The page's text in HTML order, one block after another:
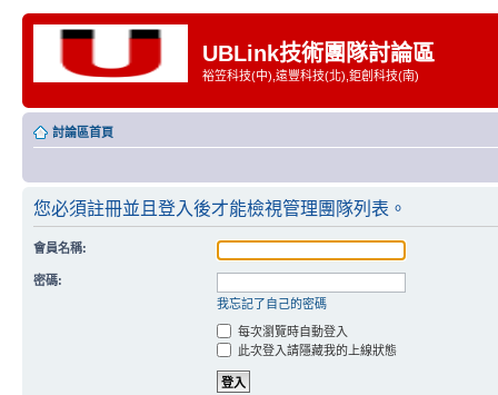
UBLink技術團隊討論區
裕笠科技(中),遠豐科技(北),鉅創科技(南)
討論區首頁
您必須註冊並且登入後才能檢視管理團隊列表。
會員名稱:
密碼:
我忘記了自己的密碼
每次瀏覽時自動登入
此次登入請隱藏我的上線狀態